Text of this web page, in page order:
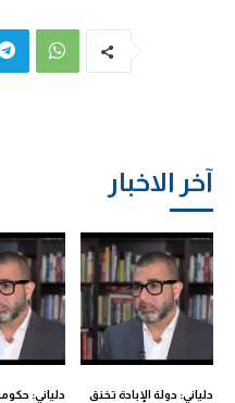
آخر الاخبار
دلياني: دولة الإبادة تخنق
دلياني: